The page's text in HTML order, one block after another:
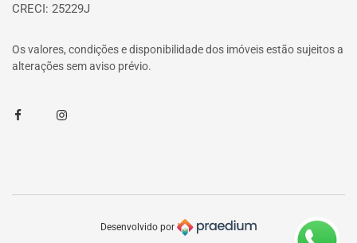
CRECI: 25229J
Os valores, condições e disponibilidade dos imóveis estão sujeitos a
alterações sem aviso prévio.
FacebookInstagram
Desenvolvido por